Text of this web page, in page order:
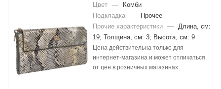
Цвет —
Комби
Подкладка —
Прочее
Прочие характеристики —
Длина, см:
19; Толщина, см: 3; Высота, см: 9
Цена действительна только для
интернет-магазина и может отличаться
от цен в розничных магазинах